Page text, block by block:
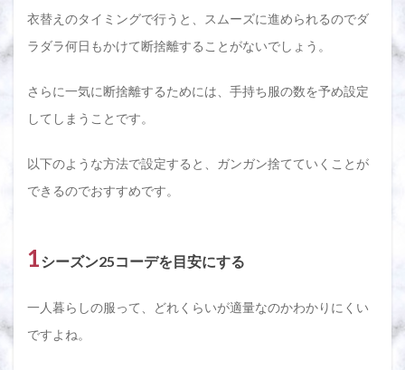
衣替えのタイミングで行うと、スムーズに進められるのでダ
ラダラ何日もかけて断捨離することがないでしょう。
さらに一気に断捨離するためには、手持ち服の数を予め設定
してしまうことです。
以下のような方法で設定すると、ガンガン捨てていくことが
できるのでおすすめです。
1シーズン25コーデを目安にする
一人暮らしの服って、どれくらいが適量なのかわかりにくい
ですよね。